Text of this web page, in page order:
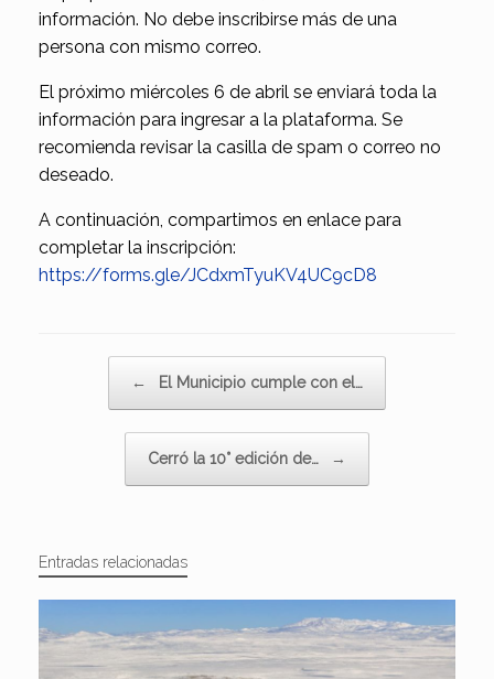
información. No debe inscribirse más de una
persona con mismo correo.
El próximo miércoles 6 de abril se enviará toda la
información para ingresar a la plataforma. Se
recomienda revisar la casilla de spam o correo no
deseado.
A continuación, compartimos en enlace para
completar la inscripción:
https://forms.gle/JCdxmTyuKV4UC9cD8
← El Municipio cumple con el…
Cerró la 10° edición de… →
Entradas relacionadas